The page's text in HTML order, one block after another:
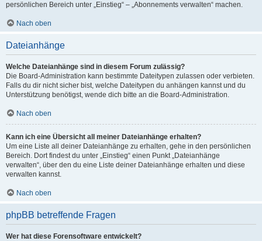
persönlichen Bereich unter „Einstieg“ – „Abonnements verwalten“ machen.
Nach oben
Dateianhänge
Welche Dateianhänge sind in diesem Forum zulässig?
Die Board-Administration kann bestimmte Dateitypen zulassen oder verbieten.
Falls du dir nicht sicher bist, welche Dateitypen du anhängen kannst und du
Unterstützung benötigst, wende dich bitte an die Board-Administration.
Nach oben
Kann ich eine Übersicht all meiner Dateianhänge erhalten?
Um eine Liste all deiner Dateianhänge zu erhalten, gehe in den persönlichen
Bereich. Dort findest du unter „Einstieg“ einen Punkt „Dateianhänge
verwalten“, über den du eine Liste deiner Dateianhänge erhalten und diese
verwalten kannst.
Nach oben
phpBB betreffende Fragen
Wer hat diese Forensoftware entwickelt?